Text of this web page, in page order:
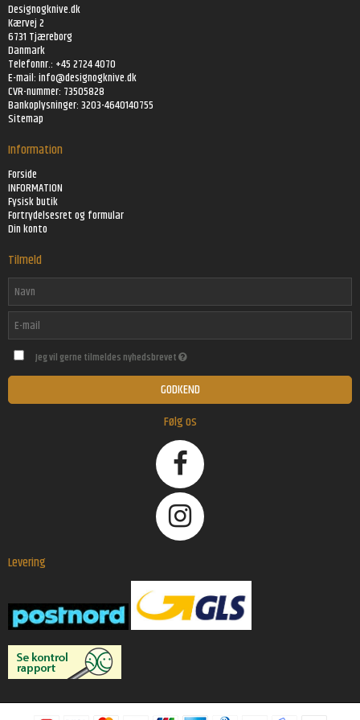
Designogknive.dk
Kærvej 2
6731 Tjæreborg
Danmark
Telefonnr.: +45 2724 4070
E-mail:info@designogknive.dk
CVR-nummer: 73505828
Bankoplysninger: 3203-4640140755
Sitemap
Information
Forside
INFORMATION
Fysisk butik
Fortrydelsesret og formular
Din konto
Tilmeld
Jeg vil gerne tilmeldes nyhedsbrevet
GODKEND
Følg os
Levering